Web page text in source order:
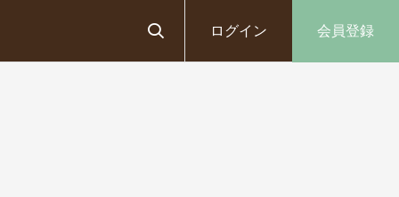
ログイン 会員登録